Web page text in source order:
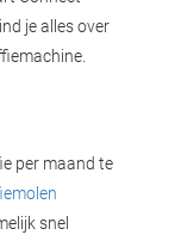
je alles over
per maand te
snel